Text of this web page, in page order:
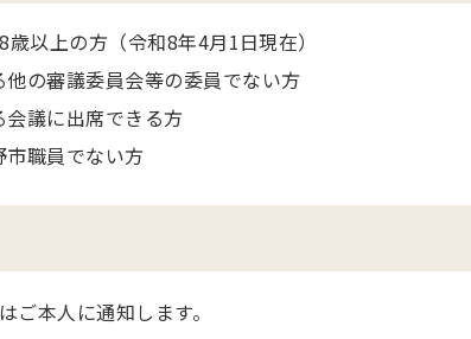
以上の方（令和8年4月1日現在）
の審議委員会等の委員でない方
議に出席できる方
職員でない方
ご本人に通知します。